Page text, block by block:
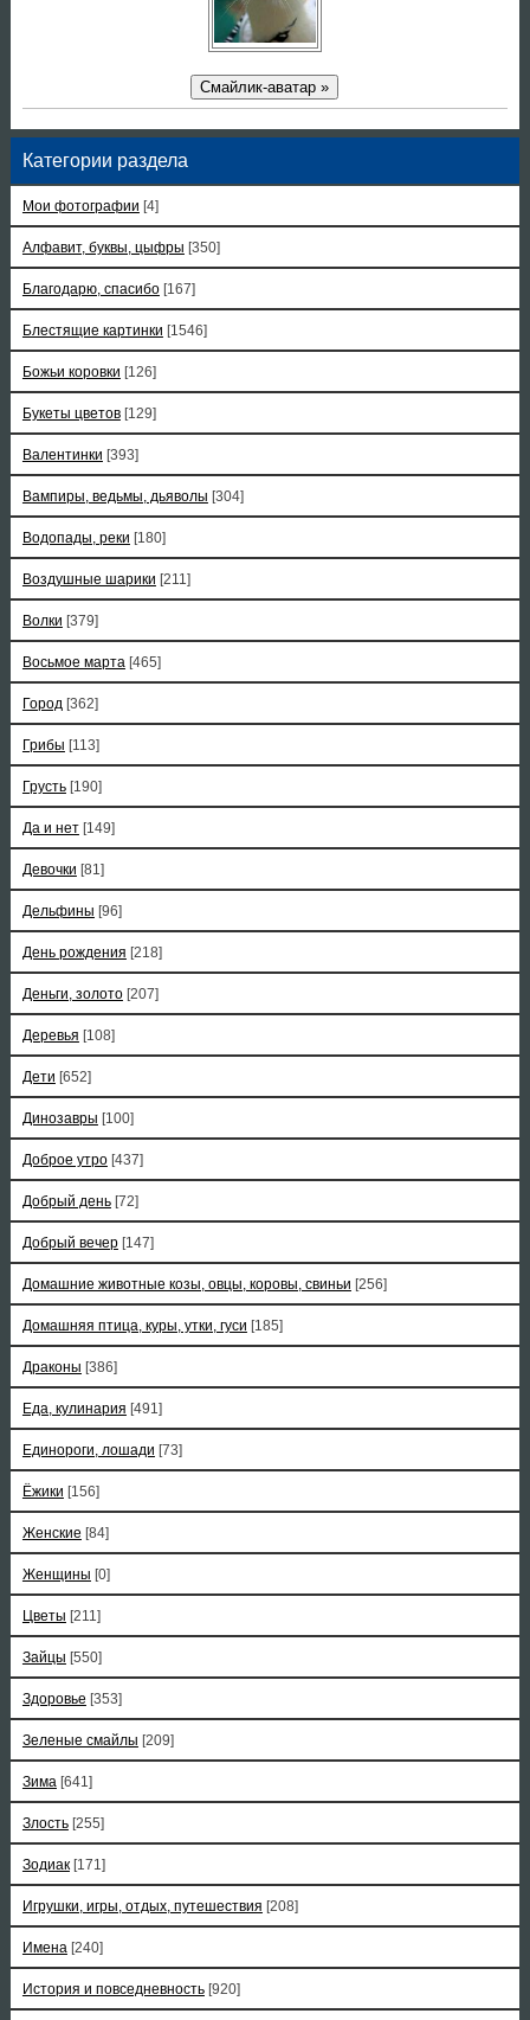
Смайлик-аватар »
Категории раздела
Мои фотографии [4]
Алфавит, буквы, цыфры [350]
Благодарю, спасибо [167]
Блестящие картинки [1546]
Божьи коровки [126]
Букеты цветов [129]
Валентинки [393]
Вампиры, ведьмы, дьяволы [304]
Водопады, реки [180]
Воздушные шарики [211]
Волки [379]
Восьмое марта [465]
Город [362]
Грибы [113]
Грусть [190]
Да и нет [149]
Девочки [81]
Дельфины [96]
День рождения [218]
Деньги, золото [207]
Деревья [108]
Дети [652]
Динозавры [100]
Доброе утро [437]
Добрый день [72]
Добрый вечер [147]
Домашние животные козы, овцы, коровы, свиньи [256]
Домашняя птица, куры, утки, гуси [185]
Драконы [386]
Еда, кулинария [491]
Единороги, лошади [73]
Ёжики [156]
Женские [84]
Женщины [0]
Цветы [211]
Зайцы [550]
Здоровье [353]
Зеленые смайлы [209]
Зима [641]
Злость [255]
Зодиак [171]
Игрушки, игры, отдых, путешествия [208]
Имена [240]
История и повседневность [920]